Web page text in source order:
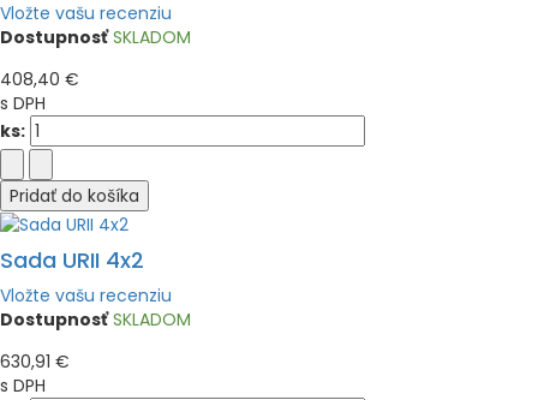
Vložte vašu recenziu
Dostupnosť SKLADOM
408,40 €
s DPH
ks:
Pridať do košíka
Sada URII 4x2
Vložte vašu recenziu
Dostupnosť SKLADOM
630,91 €
s DPH